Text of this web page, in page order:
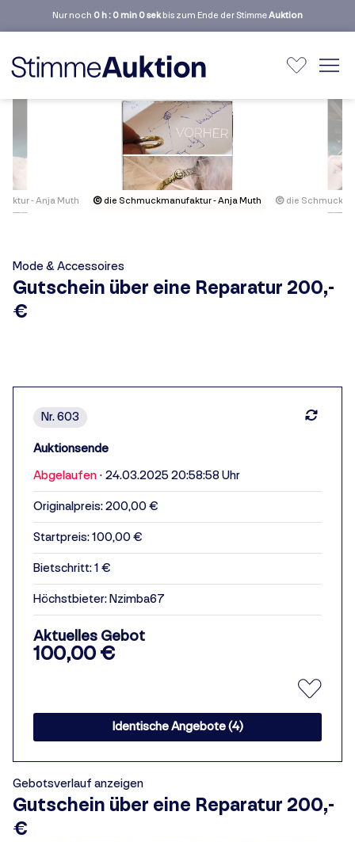
Nur noch 0 h : 0 min 0 sekbis zum Ende der StimmeAuktion
- Anja Muth © die Schmuckmanufaktur - Anja Muth © die
Mode & Accessoires
Gutschein über eine Reparatur 200,-
€
Nr. 603
Auktionsende
Abgelaufen · 24.03.2025 20:58:58 Uhr
Originalpreis: 200,00 €
Startpreis: 100,00 €
Bietschritt: 1 €
Höchstbieter:Nzimba67
Aktuelles Gebot
100,00 €
Identische Angebote (4)
Gebotsverlauf anzeigen
Gutschein über eine Reparatur 200,-
€